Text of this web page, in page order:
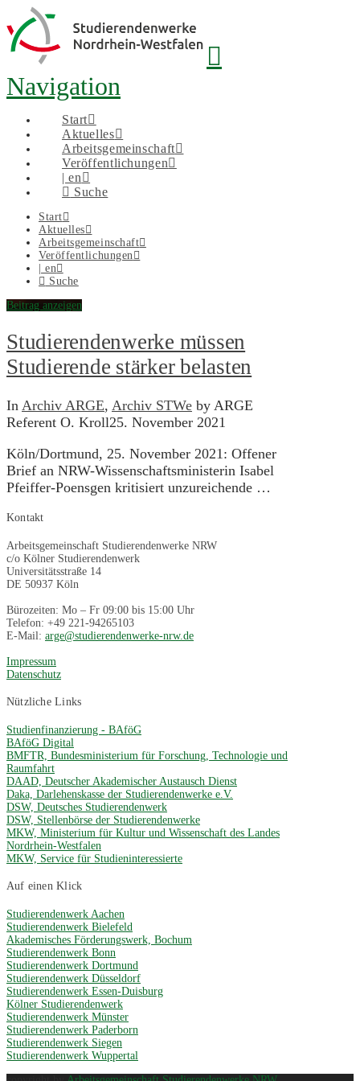
Navigation
Start
Aktuelles
Arbeitsgemeinschaft
Veröffentlichungen
| en
Suche
Start
Aktuelles
Arbeitsgemeinschaft
Veröffentlichungen
| en
Suche
Beitrag anzeigen
Studierendenwerke müssen
Studierende stärker belasten
In Archiv ARGE, Archiv STWe by ARGE
Referent O. Kroll25. November 2021
Köln/Dortmund, 25. November 2021: Offener
Brief an NRW-Wissenschaftsministerin Isabel
Pfeiffer-Poensgen kritisiert unzureichende …
Kontakt
Arbeitsgemeinschaft Studierendenwerke NRW
c/o Kölner Studierendenwerk
Universitätsstraße 14
DE 50937 Köln
Bürozeiten: Mo – Fr 09:00 bis 15:00 Uhr
Telefon: +49 221-94265103
E-Mail: arge@studierendenwerke-nrw.de
Impressum
Datenschutz
Nützliche Links
Studienfinanzierung - BAföG
BAföG Digital
BMFTR, Bundesministerium für Forschung, Technologie und
Raumfahrt
DAAD, Deutscher Akademischer Austausch Dienst
Daka, Darlehenskasse der Studierendenwerke e.V.
DSW, Deutsches Studierendenwerk
DSW, Stellenbörse der Studierendenwerke
MKW, Ministerium für Kultur und Wissenschaft des Landes
Nordrhein-Westfalen
MKW, Service für Studieninteressierte
Auf einen Klick
Studierendenwerk Aachen
Studierendenwerk Bielefeld
Akademisches Förderungswerk, Bochum
Studierendenwerk Bonn
Studierendenwerk Dortmund
Studierendenwerk Düsseldorf
Studierendenwerk Essen-Duisburg
Kölner Studierendenwerk
Studierendenwerk Münster
Studierendenwerk Paderborn
Studierendenwerk Siegen
Studierendenwerk Wuppertal